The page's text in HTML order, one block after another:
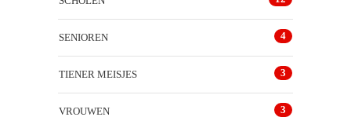
SENIOREN 4
TIENER MEISJES 3
VROUWEN 3